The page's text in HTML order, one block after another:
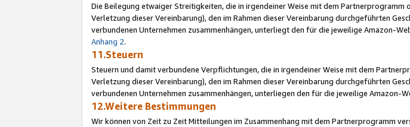
Die Beilegung etwaiger Streitigkeiten, die in irgendeiner Weise mit dem
Verletzung dieser Vereinbarung), den im Rahmen dieser Vereinbarung durchgeführten
verbundenen Unternehmen zusammenhängen, unterliegt den für die jeweilige Amazon-
Anhang 2.
11.Steuern
Steuern und damit verbundene Verpflichtungen, die in irgendeiner Weise mit dem
Verletzung dieser Vereinbarung), den im Rahmen dieser Vereinbarung durchgeführten
verbundenen Unternehmen zusammenhängen, unterliegen den für die jeweilige Amazon-
12.Weitere Bestimmungen
Wir können von Zeit zu Zeit Mitteilungen im Zusammenhang mit dem Partnerprogramm